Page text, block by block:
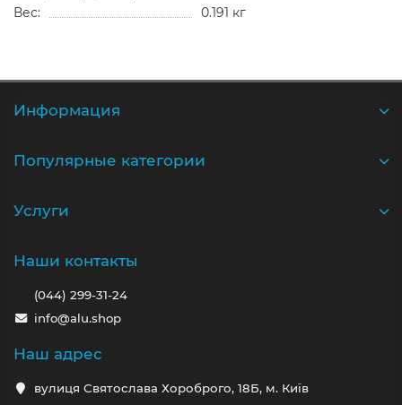
Вес:
0.191 кг
Информация
Популярные категории
Услуги
Наши контакты
(044) 299-31-24
info@alu.shop
Наш адрес
вулиця Святослава Хороброго, 18Б, м. Київ